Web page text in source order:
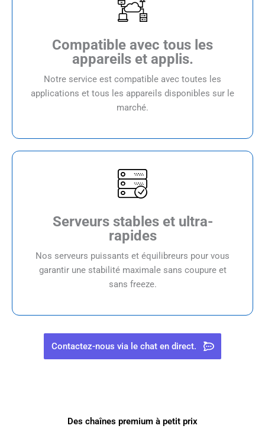
Compatible avec tous les
appareils et applis.
Notre service est compatible avec toutes les
applications et tous les appareils disponibles sur le
marché.
Serveurs stables et ultra-
rapides
Nos serveurs puissants et équilibreurs pour vous
garantir une stabilité maximale sans coupure et
sans freeze.
Contactez-nous via le chat en direct.
Des chaînes premium à petit prix